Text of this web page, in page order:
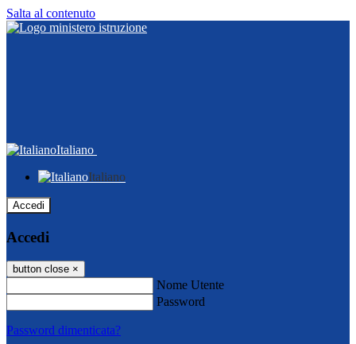
Salta al contenuto
Italiano
Italiano
Accedi
Accedi
button close ×
Nome Utente
Password
Password dimenticata?